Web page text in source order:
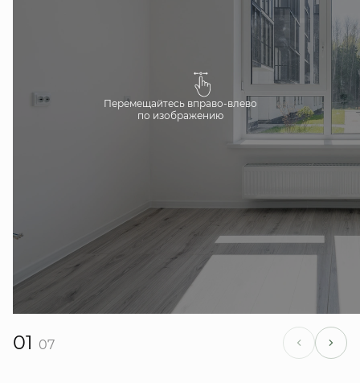
Перемещайтесь вправо-влево
по изображению
01 07